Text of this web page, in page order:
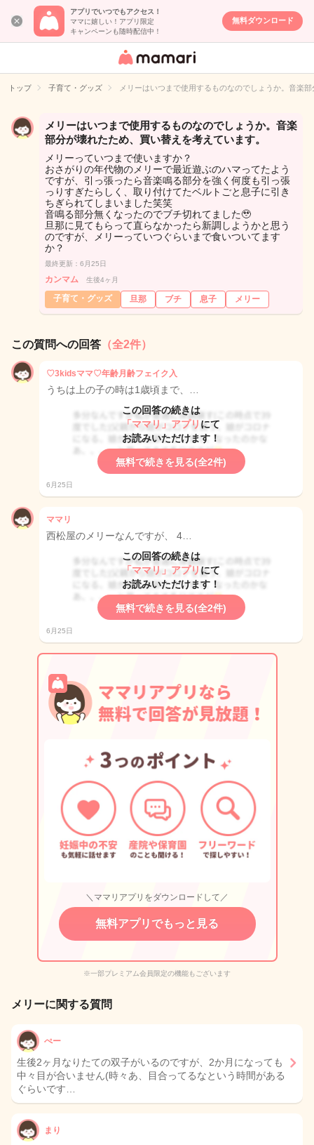
アプリでいつでもアクセス！
ママに嬉しい！アプリ限定
キャンペーンも随時配信中！
無料ダウンロード
女性専用匿名QA
イト
トップ 子育て・グッズ メリーはいつまで使用するものなのでしょうか。音楽
メリーはいつまで使用するものなのでしょうか。音楽
部分が壊れたため、買い替えを考えています。
メリーっていつまで使いますか？
おさがりの年代物のメリーで最近遊ぶのハマってたよう
ですが、引っ張ったら音楽鳴る部分を強く何度も引っ張
っりすぎたらしく、取り付けてたベルトごと息子に引き
ちぎられてしまいました笑笑
音鳴る部分無くなったのでブチ切れてました🥹
旦那に見てもらって直らなかったら新調しようかと思う
のですが、メリーっていつぐらいまで食いついてます
か？
最終更新：6月25日
カンマム 生後4ヶ月
子育て・グッズ 旦那 ブチ 息子 メリー
この質問への回答 （全2件）
♡3kidsママ♡年齢月齢フェイク入
うちは上の子の時は1歳頃まで、…
この回答の続きは
「ママリ」アプリ にて
お読みいただけます！
無料で続きを見る(全2件)
6月25日
ママリ
西松屋のメリーなんですが、 4…
この回答の続きは
「ママリ」アプリ にて
お読みいただけます！
無料で続きを見る(全2件)
6月25日
＼ママリアプリをダウンロードして／
無料アプリでもっと見る
※一部プレミアム会員限定の機能もございます
メリーに関する質問
ぺー
生後2ヶ月なりたての双子がいるのですが、2か月になっても
中々目が合いません(時々あ、目合ってるなという時間がある
ぐらいです…
まり